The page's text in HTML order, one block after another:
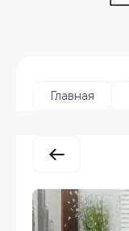
Главная